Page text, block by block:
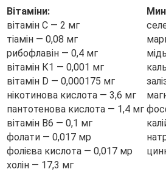
Вітаміни:
вітамін С — 2 мг
тіамін — 0,08 мг
рибофлавін — 0,4 мг
вітамін К1 — 0,001 мг
вітамін D — 0,000175 мг
нікотинова кислота — 3,6 мг
пантотенова кислота — 1,4 мг
вітамін В6 — 0,1 мг
фолати — 0,017 мр
фолієва кислота — 0,017 мр
холін — 17,3 мг